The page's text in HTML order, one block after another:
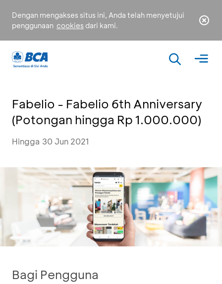
Dengan mengakses situs ini, Anda telah menyetujui
penggunaan cookies dari kami.
Fabelio - Fabelio 6th Anniversary
(Potongan hingga Rp 1.000.000)
Hingga 30 Jun 2021
Bagi Pengguna